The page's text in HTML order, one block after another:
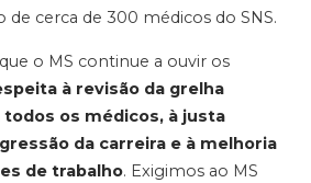
de cerca de 300 médicos do SNS.
o MS continue a ouvir os
à revisão da grelha
todos os médicos, à justa
da carreira e à melhoria
de trabalho. Exigimos ao MS